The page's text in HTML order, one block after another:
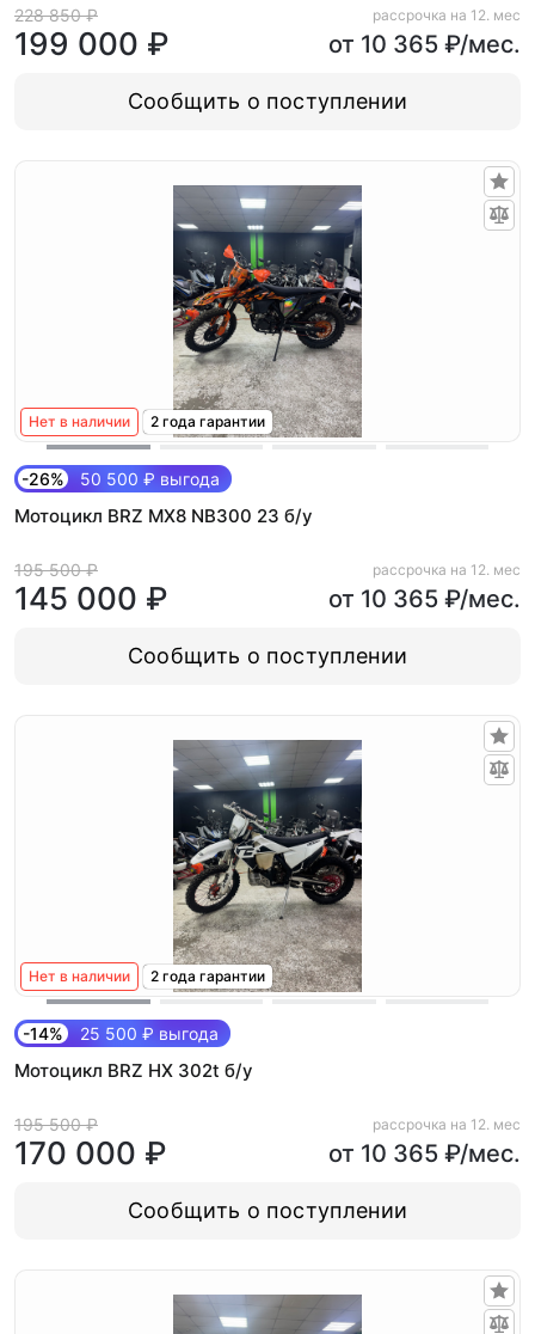
228 850 ₽
199 000 ₽
рассрочка на 12. мес
от 10 365 ₽/мес.
Сообщить о поступлении
Нет в наличии 2 года гарантии
-26% 50 500 ₽ выгода
Мотоцикл BRZ MX8 NB300 23 б/у
195 500 ₽
145 000 ₽
рассрочка на 12. мес
от 10 365 ₽/мес.
Сообщить о поступлении
Нет в наличии 2 года гарантии
-14% 25 500 ₽ выгода
Мотоцикл BRZ HX 302t б/у
195 500 ₽
170 000 ₽
рассрочка на 12. мес
от 10 365 ₽/мес.
Сообщить о поступлении